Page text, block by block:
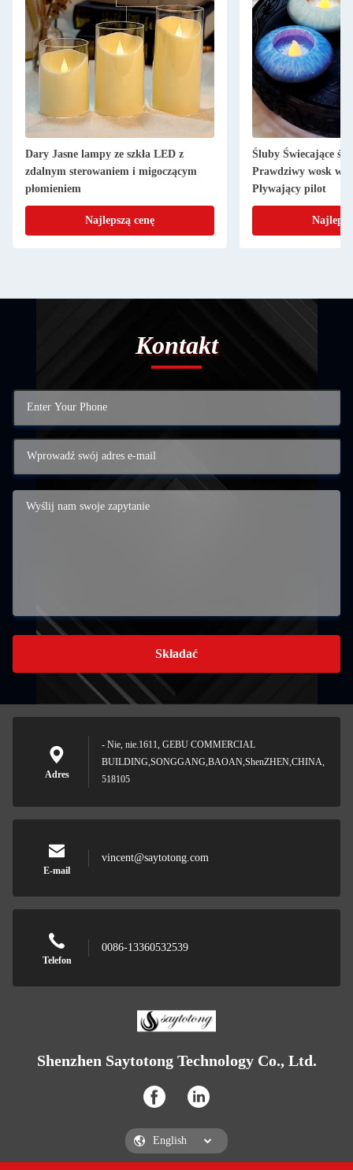
Dary Jasne lampy ze szkła LED z
zdalnym sterowaniem i migoczącym
płomieniem
Najlepszą cenę
Śluby Świecające
Prawdziwy wosk
Pływający pilot
Kontakt
Składać
Adres
- Nie, nie.1611, GEBU COMMERCIAL
BUILDING,SONGGANG,BAOAN,ShenZHEN,CHINA,
518105
E-mail
vincent@saytotong.com
Telefon
0086-13360532539
Shenzhen Saytotong Technology Co., Ltd.